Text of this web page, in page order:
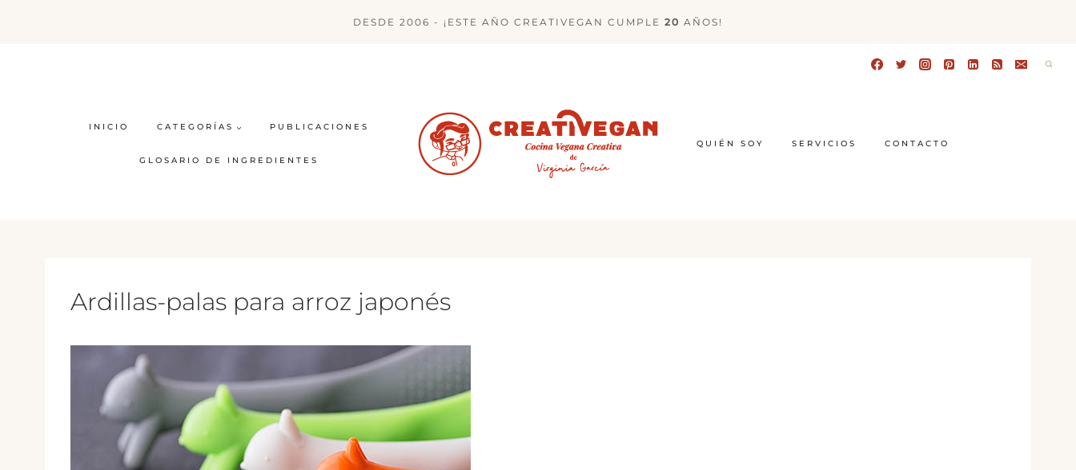
DESDE 2006 - ¡ESTE AÑO CREATIVEGAN CUMPLE 20 AÑOS!
INICIO CATEGORÍAS PUBLICACIONES
GLOSARIO DE INGREDIENTES
QUIÉN SOY SERVICIOS CONTACTO
Ardillas-palas para arroz japonés